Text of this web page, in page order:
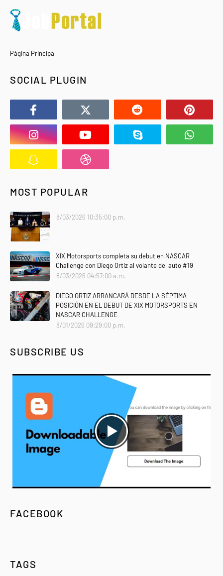
Página Principal
SOCIAL PLUGIN
MOST POPULAR
8/03/2026 10:35:00 p.m.
XIX Motorsports completa su debut en NASCAR
Challenge con Diego Ortiz al volante del auto #19
8/03/2026 04:57:00 a.m.
DIEGO ORTIZ ARRANCARÁ DESDE LA SÉPTIMA
POSICIÓN EN EL DEBUT DE XIX MOTORSPORTS EN
NASCAR CHALLENGE
8/01/2026 09:29:00 p.m.
SUBSCRIBE US
FACEBOOK
TAGS